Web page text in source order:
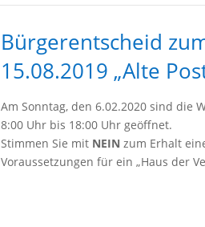
Bürgerentscheid
15.08.2019 „Alte
Am Sonntag, den 6.02.2020 sind die
8:00 Uhr bis 18:00 Uhr geöffnet.
Stimmen Sie mit NEIN zum Erhalt
Voraussetzungen für ein „Haus der